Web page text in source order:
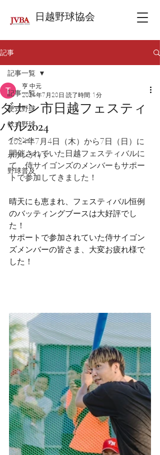
日越野球協会
記事
記事一覧
硬式野球
軟式野球
イベント
ボランティア
野球普及
記事一覧
ダナン市日越フェスティ
バル2024
亨 中元
2024年7月20日 読了時間: 1分
2024年7月4日（木）から7日（日）に
開催されていた日越フェスティバルに
て、侍サイゴンズのメンバーもサポー
トで参加してきました！
晴天にも恵まれ、フェスティバル恒例
のバッティングブースは大好評でし
た！
サポートで参加されていた侍サイゴン
ズメンバーの皆さま、大変お疲れ様で
した！